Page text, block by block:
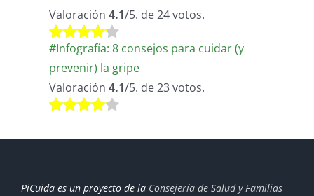
Valoración 4.1/5. de 24 votos.
#Infografía: 8 consejos para cuidar (y
prevenir) la gripe
Valoración 4.1/5. de 23 votos.
PiCuida es un proyecto de la Consejería de Salud y Familias